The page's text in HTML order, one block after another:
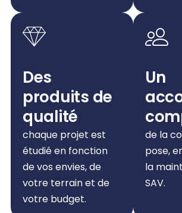
Des
produits de
qualité
chaque projet est
étudié en fonction
de vos envies, de
votre terrain et de
votre budget.
Un
de la
pose,
la
SAV.